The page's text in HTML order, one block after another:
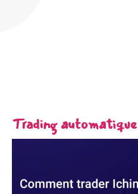
Trading automatique